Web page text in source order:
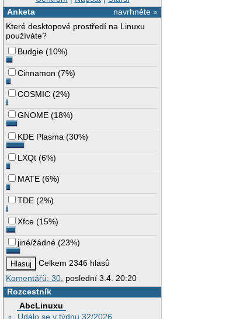
navrhněte »
Anketa
Které desktopové prostředí na Linuxu
používáte?
Budgie (10%)
Cinnamon (7%)
COSMIC (2%)
GNOME (18%)
KDE Plasma (30%)
LXQt (6%)
MATE (6%)
TDE (2%)
Xfce (15%)
jiné/žádné (23%)
Celkem 2346 hlasů
Komentářů: 30 , poslední 3.4. 20:20
Rozcestník
AbcLinuxu
Událo se v týdnu 32/2026